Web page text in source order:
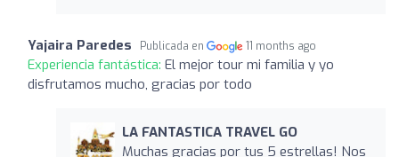
Yajaira Paredes Publicada en 11 months ago
Experiencia fantástica: El mejor tour mi familia y yo
disfrutamos mucho, gracias por todo
LA FANTASTICA TRAVEL GO
Muchas gracias por tus 5 estrellas! Nos